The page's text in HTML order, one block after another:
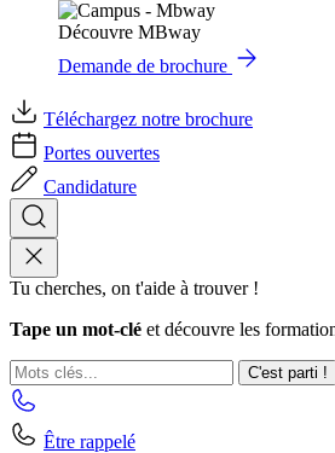
Découvre MBway
Demande de brochure
Téléchargez notre brochure
Portes ouvertes
Candidature
Tu cherches, on t'aide à trouver !
Tape un mot-clé et découvre les
C'est parti !
Être rappelé